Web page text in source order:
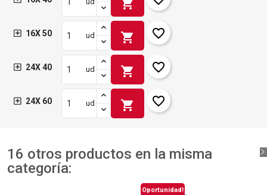
shopping_cart
16X 50 ud shopping_cart favorite_border
24X 40 ud shopping_cart favorite_border
24X 60 ud shopping_cart favorite_border
16 otros productos en la misma
categoría:
Oportunidad!